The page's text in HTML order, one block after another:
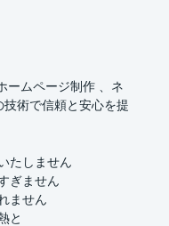
ームページ制作 、ネ
術で信頼と安心を提
たしません
ぎません
ません
と